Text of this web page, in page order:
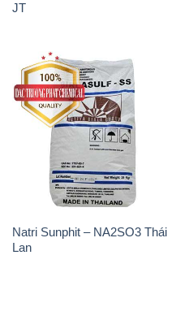
JT
Natri Sunphit – NA2SO3 Thái
Lan